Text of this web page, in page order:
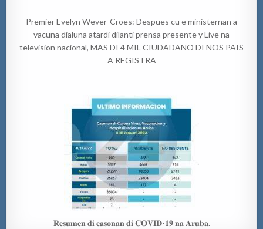
Premier Evelyn Wever-Croes: Despues cu e ministernan a
vacuna dialuna atardi dilanti prensa presente y Live na
television nacional, MAS DI 4 MIL CIUDADANO DI NOS PAIS
A REGISTRA
𝐑𝐞𝐬𝐮𝐦𝐞𝐧 𝐝𝐢 𝐜𝐚𝐬𝐨𝐧𝐚𝐧 𝐝𝐢 𝐂𝐎𝐕𝐈𝐃-𝟏𝟗 𝐧𝐚 𝐀𝐫𝐮𝐛𝐚.